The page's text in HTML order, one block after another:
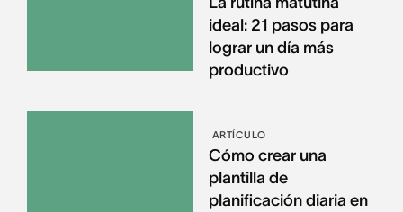
ideal: 21 pasos para
lograr un día más
productivo
ARTÍCULO
Cómo crear una
plantilla de
planificación diaria en